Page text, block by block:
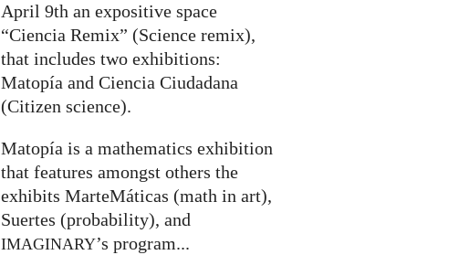
April 9th an expositive space
“Ciencia Remix” (Science remix),
that includes two exhibitions:
Matopía and Ciencia Ciudadana
(Citizen science).
Matopía is a mathematics exhibition
that features amongst others the
exhibits MarteMáticas (math in art),
Suertes (probability), and
IMAGINARY’s program...